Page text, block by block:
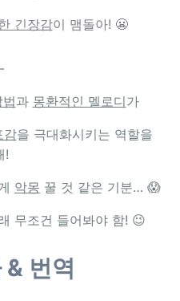
긴장감이 맴돌아! 😬
과 몽환적인 멜로디가
감을 극대화시키는 역할을
!
악몽 꿀 것 같은 기분… 😱
무조건 들어봐야 함! 😉
& 번역